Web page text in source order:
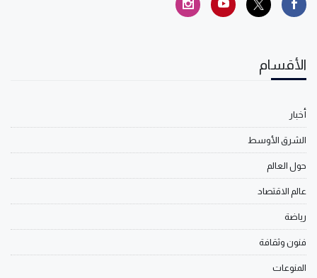
الأقسام
أخبار
الشرق الأوسط
حول العالم
عالم الاقتصاد
رياضة
فنون وثقافة
المنوعات